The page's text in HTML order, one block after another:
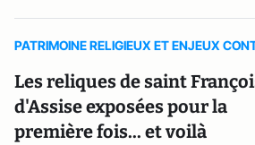
PATRIMOINE RELIGIEUX ET ENJEUX
Les reliques de saint
d'Assise exposées pour la
première fois... et voilà